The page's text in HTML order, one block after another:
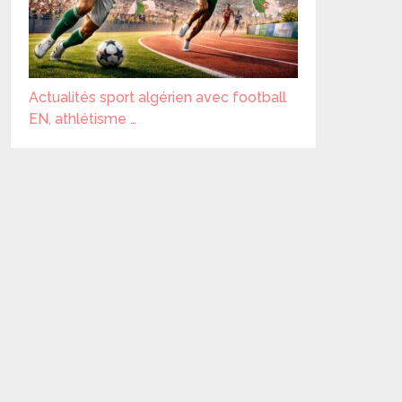
Actualités sport algérien avec football
EN, athlétisme …